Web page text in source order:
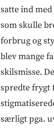
satte ind
som skulle
forbrug og
blev mange
skilsmisse.
spredte frygt
særligt pga.